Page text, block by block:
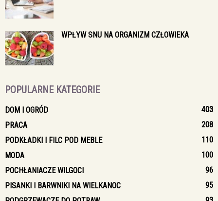
WPŁYW SNU NA ORGANIZM CZŁOWIEKA
POPULARNE KATEGORIE
DOM I OGRÓD
403
PRACA
208
PODKŁADKI I FILC POD MEBLE
110
MODA
100
POCHŁANIACZE WILGOCI
96
PISANKI I BARWNIKI NA WIELKANOC
95